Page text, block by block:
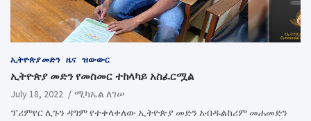
ኢትዮጵያ መድን ዜና ዝውውር
ኢትዮጵያ መድን የመስመር ተከላካይ አስፈርሟል
July 18, 2022
ሚካኤል ለገሠ
ፕሪምየር ሊጉን ዳግም የተቀላቀለው ኢትዮጵያ መድን አብዱልከሪም መሐመድን